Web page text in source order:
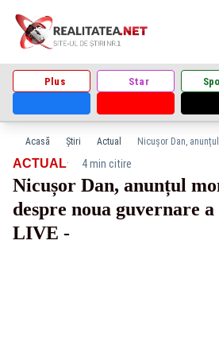
Plus Star
Acasă Știri Actual
ACTUAL· 4 min citire
Nicușor Dan, anunțul
despre noua guvernare
LIVE -